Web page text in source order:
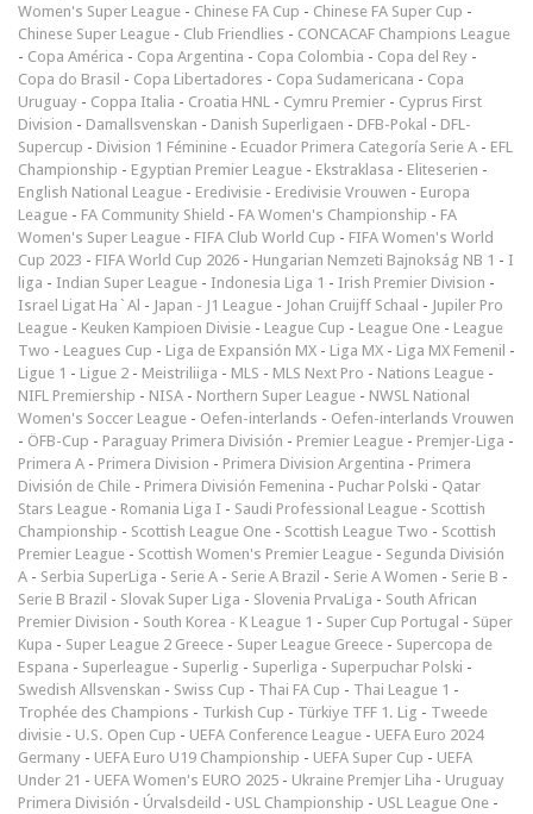
Women's Super League - Chinese FA Cup - Chinese FA Super Cup -
Chinese Super League - Club Friendlies - CONCACAF Champions League
- Copa América - Copa Argentina - Copa Colombia - Copa del Rey -
Copa do Brasil - Copa Libertadores - Copa Sudamericana - Copa
Uruguay - Coppa Italia - Croatia HNL - Cymru Premier - Cyprus First
Division - Damallsvenskan - Danish Superligaen - DFB-Pokal - DFL-
Supercup - Division 1 Féminine - Ecuador Primera Categoría Serie A - EFL
Championship - Egyptian Premier League - Ekstraklasa - Eliteserien -
English National League - Eredivisie - Eredivisie Vrouwen - Europa
League - FA Community Shield - FA Women's Championship - FA
Women's Super League - FIFA Club World Cup - FIFA Women's World
Cup 2023 - FIFA World Cup 2026 - Hungarian Nemzeti Bajnokság NB 1 - I
liga - Indian Super League - Indonesia Liga 1 - Irish Premier Division -
Israel Ligat Ha`Al - Japan - J1 League - Johan Cruijff Schaal - Jupiler Pro
League - Keuken Kampioen Divisie - League Cup - League One - League
Two - Leagues Cup - Liga de Expansión MX - Liga MX - Liga MX Femenil -
Ligue 1 - Ligue 2 - Meistriliiga - MLS - MLS Next Pro - Nations League -
NIFL Premiership - NISA - Northern Super League - NWSL National
Women's Soccer League - Oefen-interlands - Oefen-interlands Vrouwen
- ÖFB-Cup - Paraguay Primera División - Premier League - Premjer-Liga -
Primera A - Primera Division - Primera Division Argentina - Primera
División de Chile - Primera División Femenina - Puchar Polski - Qatar
Stars League - Romania Liga I - Saudi Professional League - Scottish
Championship - Scottish League One - Scottish League Two - Scottish
Premier League - Scottish Women's Premier League - Segunda División
A - Serbia SuperLiga - Serie A - Serie A Brazil - Serie A Women - Serie B -
Serie B Brazil - Slovak Super Liga - Slovenia PrvaLiga - South African
Premier Division - South Korea - K League 1 - Super Cup Portugal - Süper
Kupa - Super League 2 Greece - Super League Greece - Supercopa de
Espana - Superleague - Superlig - Superliga - Superpuchar Polski -
Swedish Allsvenskan - Swiss Cup - Thai FA Cup - Thai League 1 -
Trophée des Champions - Turkish Cup - Türkiye TFF 1. Lig - Tweede
divisie - U.S. Open Cup - UEFA Conference League - UEFA Euro 2024
Germany - UEFA Euro U19 Championship - UEFA Super Cup - UEFA
Under 21 - UEFA Women's EURO 2025 - Ukraine Premjer Liha - Uruguay
Primera División - Úrvalsdeild - USL Championship - USL League One -